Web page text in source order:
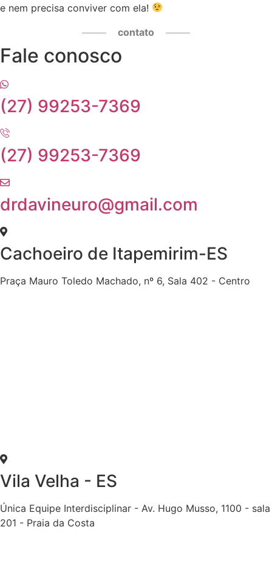
e nem precisa conviver com ela!
contato
Fale conosco
(27) 99253-7369
(27) 99253-7369
drdavineuro@gmail.com
Cachoeiro de Itapemirim-ES
Praça Mauro Toledo Machado, nº 6, Sala 402 - Centro
Vila Velha - ES
Única Equipe Interdisciplinar - Av. Hugo Musso, 1100 - sala
201 - Praia da Costa